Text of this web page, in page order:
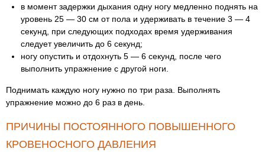
в момент задержки дыхания одну ногу медленно поднять на
уровень 25 — 30 см от пола и удерживать в течение 3 — 4
секунд, при следующих подходах время удерживания
следует увеличить до 6 секунд;
ногу опустить и отдохнуть 5 — 6 секунд, после чего
выполнить упражнение с другой ноги.
Поднимать каждую ногу нужно по три раза. Выполнять
упражнение можно до 6 раз в день.
ПРИЧИНЫ ПОСТОЯННОГО ПОВЫШЕННОГО
КРОВЕНОСНОГО ДАВЛЕНИЯ